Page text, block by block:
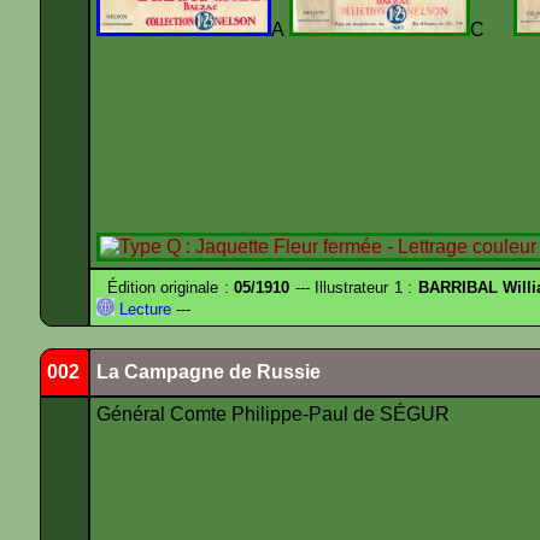
A C
Édition originale :05/1910 --- Illustrateur 1 : BARRIBAL
Lecture ---
002 La Campagne de Russie
Général Comte Philippe-Paul de SÉGUR